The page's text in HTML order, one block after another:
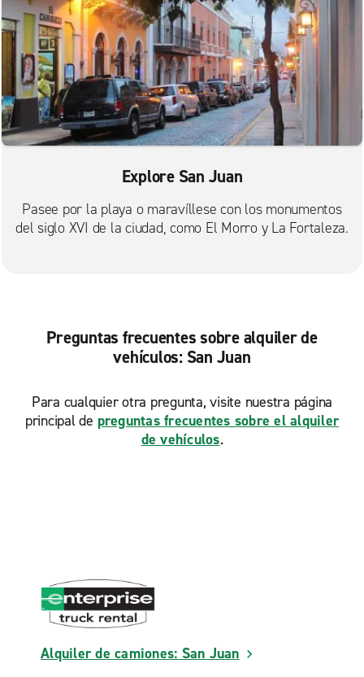
San Juan, Hotel Ritz-Carlton
Explore San Juan
Pasee por la playa o maravíllese con los monumentos
del siglo XVI de la ciudad, como El Morro y La Fortaleza.
Preguntas frecuentes sobre alquiler de
vehículos: San Juan
Para cualquier otra pregunta, visite nuestra página
principal de preguntas frecuentes sobre el alquiler
de vehículos.
Alquiler de camiones: San Juan